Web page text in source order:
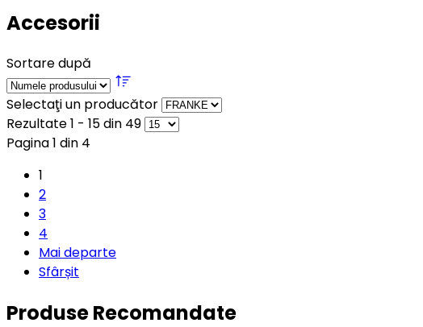
Accesorii
Sortare după
Selectaţi un producător
Rezultate 1 - 15 din 49
Pagina 1 din 4
1
2
3
4
Mai departe
Sfârșit
Produse Recomandate